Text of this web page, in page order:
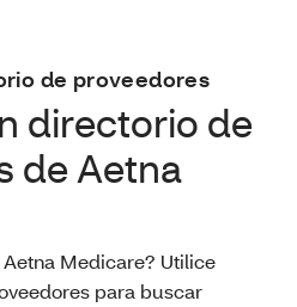
de proveedores
directorio de
de Aetna
Medicare? Utilice
para buscar